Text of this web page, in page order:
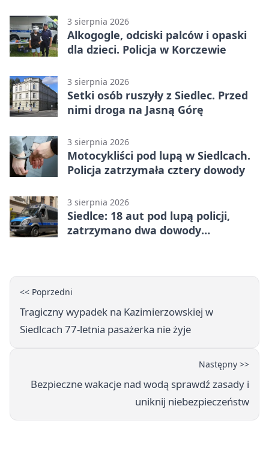
3 sierpnia 2026
Alkogogle, odciski palców i opaski
dla dzieci. Policja w Korczewie
3 sierpnia 2026
Setki osób ruszyły z Siedlec. Przed
nimi droga na Jasną Górę
3 sierpnia 2026
Motocykliści pod lupą w Siedlcach.
Policja zatrzymała cztery dowody
3 sierpnia 2026
Siedlce: 18 aut pod lupą policji,
zatrzymano dwa dowody
<< Poprzedni
Tragiczny wypadek na Kazimierzowskiej w
Siedlcach 77-letnia pasażerka nie żyje
Następny >>
Bezpieczne wakacje nad wodą sprawdź zasady i
uniknij niebezpieczeństw